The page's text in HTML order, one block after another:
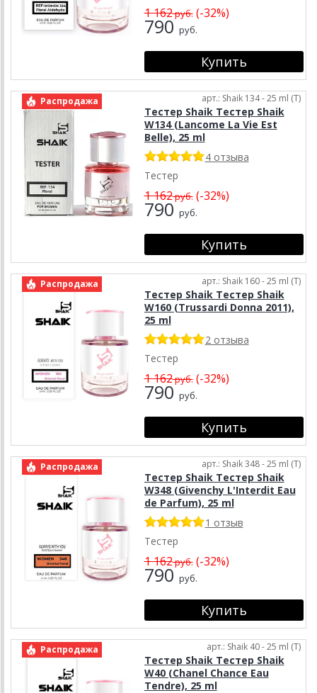
1 162руб.(-32%)
790 руб.
Распродажа арт.: Shaik 134 - 25 ml (T)
Тестер Shaik Тестер Shaik
W134 (Lancome La Vie Est
Belle), 25 ml
4 отзыва
Тестер
1 162руб.(-32%)
790 руб.
Распродажа арт.: Shaik 160 - 25 ml (T)
Тестер Shaik Тестер Shaik
W160 (Trussardi Donna 2011),
25 ml
2 отзыва
Тестер
1 162руб.(-32%)
790 руб.
Распродажа арт.: Shaik 348 - 25 ml (T)
Тестер Shaik Тестер Shaik
W348 (Givenchy L'Interdit Eau
de Parfum), 25 ml
1 отзыв
Тестер
1 162руб.(-32%)
790 руб.
Распродажа арт.: Shaik 40 - 25 ml (T)
Тестер Shaik Тестер Shaik
W40 (Chanel Chance Eau
Tendre), 25 ml